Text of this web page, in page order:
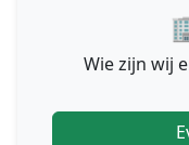
Wie zijn wij